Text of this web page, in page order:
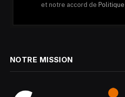
et notre accord de
NOTRE MISSION